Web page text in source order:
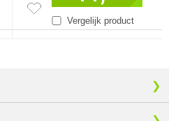
Vergelijk product